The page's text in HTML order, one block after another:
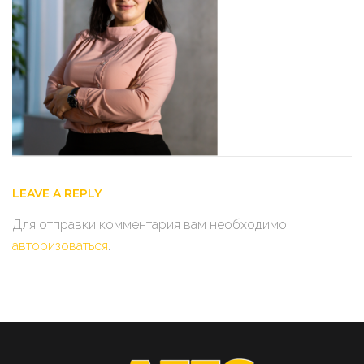
LEAVE A REPLY
Для отправки комментария вам необходимо
авторизоваться.